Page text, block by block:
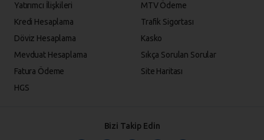
Yatırımcı İlişkileri
Kredi Hesaplama
Döviz Hesaplama
Mevduat Hesaplama
Fatura Ödeme
HGS
MTV Ödeme
Trafik Sigortası
Kasko
Sıkça Sorulan Sorular
Site Haritası
Bizi Takip Edin